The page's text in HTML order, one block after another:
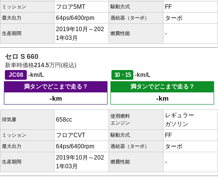
ミッション フロア5MT 駆動方式 FF
最大出力 64ps/6400rpm 過給器（ターボ） ターボ
生産期間
2019年10月～202
1年03月
燃費性能 -
セロ S 660
新車時価格214.5万円(税込)
JC08
-km/L 10・15
-km/L
満タンでどこまで走る？
-km
満タンでどこまで走る？
-km
排気量 658cc
使用燃料
エンジン
レギュラー
ガソリン
ミッション フロアCVT 駆動方式 FF
最大出力 64ps/6400rpm 過給器（ターボ） ターボ
生産期間
2019年10月～202
1年03月
燃費性能 -